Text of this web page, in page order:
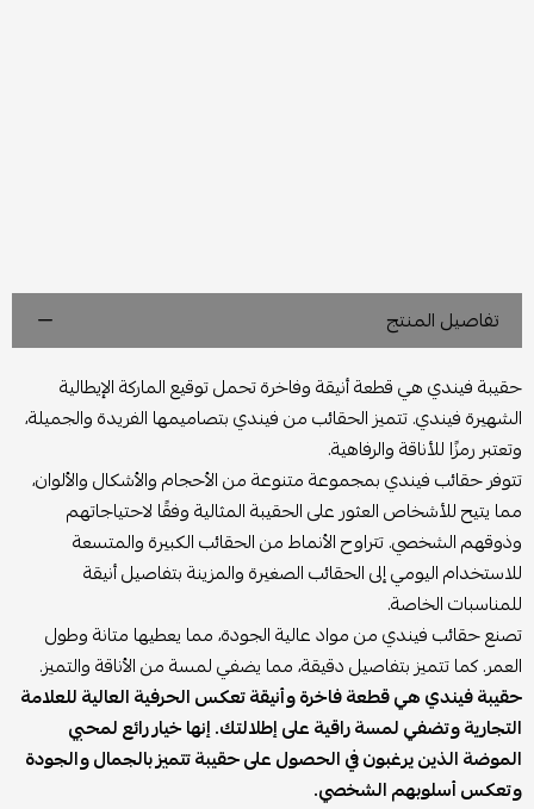
تفاصيل المنتج
حقيبة فيندي هي قطعة أنيقة وفاخرة تحمل توقيع الماركة الإيطالية
الشهيرة فيندي. تتميز الحقائب من فيندي بتصاميمها الفريدة والجميلة،
وتعتبر رمزًا للأناقة والرفاهية.
تتوفر حقائب فيندي بمجموعة متنوعة من الأحجام والأشكال والألوان،
مما يتيح للأشخاص العثور على الحقيبة المثالية وفقًا لاحتياجاتهم
وذوقهم الشخصي. تتراوح الأنماط من الحقائب الكبيرة والمتسعة
للاستخدام اليومي إلى الحقائب الصغيرة والمزينة بتفاصيل أنيقة
للمناسبات الخاصة.
تصنع حقائب فيندي من مواد عالية الجودة، مما يعطيها متانة وطول
العمر. كما تتميز بتفاصيل دقيقة، مما يضفي لمسة من الأناقة والتميز.
حقيبة فيندي هي قطعة فاخرة وأنيقة تعكس الحرفية العالية للعلامة
التجارية وتضفي لمسة راقية على إطلالتك. إنها خيار رائع لمحبي
الموضة الذين يرغبون في الحصول على حقيبة تتميز بالجمال والجودة
وتعكس أسلوبهم الشخصي.